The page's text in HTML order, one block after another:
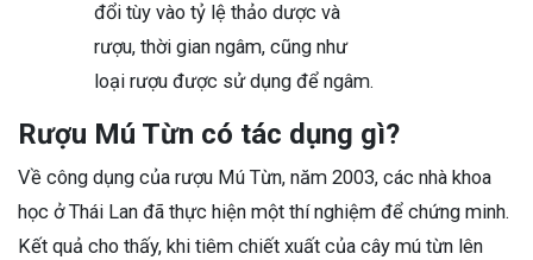
đổi tùy vào tỷ lệ thảo dược và
rượu, thời gian ngâm, cũng như
loại rượu được sử dụng để ngâm.
Rượu Mú Từn có tác dụng gì?
Về công dụng của rượu Mú Từn, năm 2003, các nhà khoa
học ở Thái Lan đã thực hiện một thí nghiệm để chứng minh.
Kết quả cho thấy, khi tiêm chiết xuất của cây mú từn lên